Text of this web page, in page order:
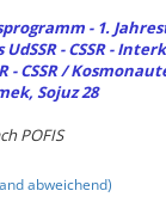
- 1.
- CSSR -
- CSSR /
Sojuz 28
POFIS
abweichend)